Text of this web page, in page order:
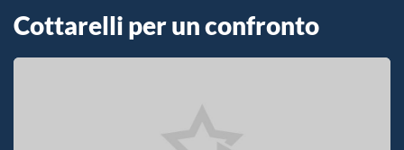
Cottarelli per un confronto